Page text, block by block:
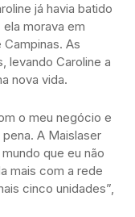
já havia batido
morava em
As
levando Caroline a
nova vida.
o meu negócio e
A Maislaser
que eu não
mais com a rede
cinco unidades”,